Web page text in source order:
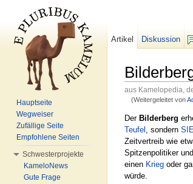
aus Kamelopedia,
(Weitergeleitet von
Der Bilderberg
Teufel , sondern SIE
Zeitvertreib wie
Spitzenpolitiker
einen Krieg oder
würde.
Artikel
Diskussion
Hauptseite
Wegweiser
Zufällige Seite
Empfohlene Seiten
Schwesterprojekte
KameloNews
Gute Frage